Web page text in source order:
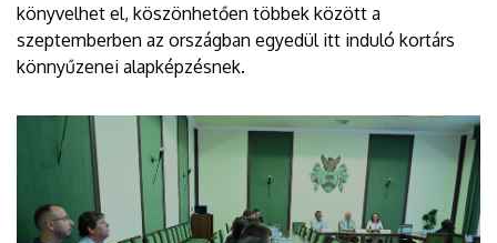
könyvelhet el, köszönhetően többek között a
szeptemberben az országban egyedül itt induló kortárs
könnyűzenei alapképzésnek.